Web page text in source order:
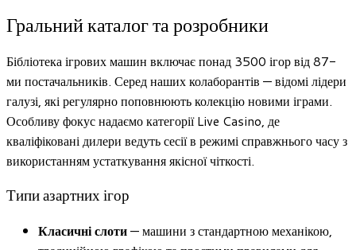
Гральний каталог та розробники
Бібліотека ігрових машин включає понад 3500 ігор від 87-
ми постачальників. Серед наших колаборантів — відомі лідери
галузі, які регулярно поповнюють колекцію новими іграми.
Особливу фокус надаємо категорії Live Casino, де
кваліфіковані дилери ведуть сесії в режимі справжнього часу з
використанням устаткування якісної чіткості.
Типи азартних ігор
Класичні слоти— машини з стандартною механікою,